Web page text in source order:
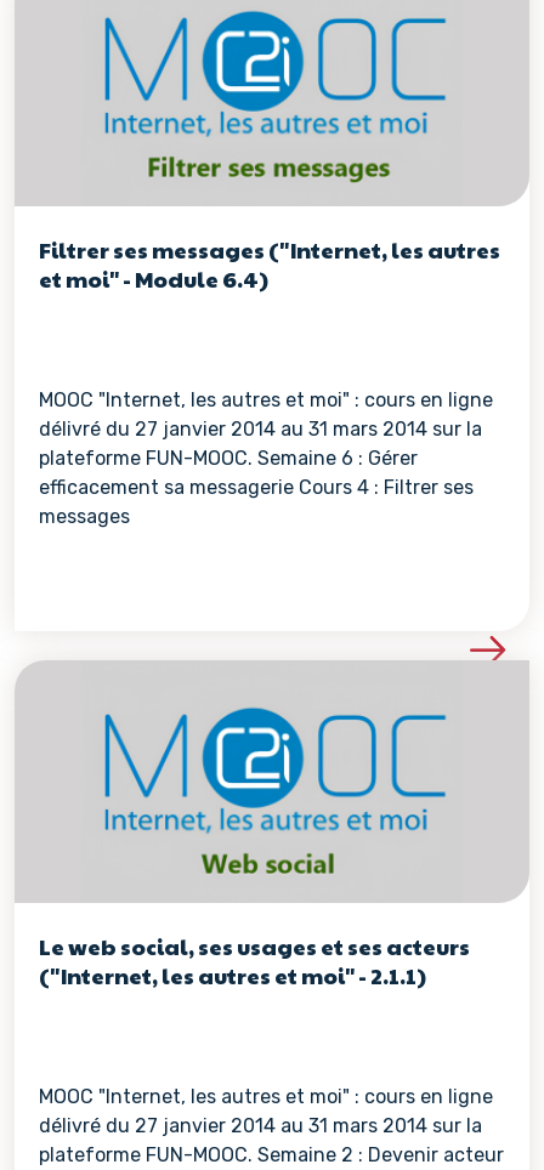
Filtrer ses messages ("Internet, les autres
et moi" - Module 6.4)
MOOC "Internet, les autres et moi" : cours en ligne
délivré du 27 janvier 2014 au 31 mars 2014 sur la
plateforme FUN-MOOC. Semaine 6 : Gérer
efficacement sa messagerie Cours 4 : Filtrer ses
messages
Voir les détails de la
Le web social, ses usages et ses acteurs
("Internet, les autres et moi" - 2.1.1)
MOOC "Internet, les autres et moi" : cours en ligne
délivré du 27 janvier 2014 au 31 mars 2014 sur la
plateforme FUN-MOOC. Semaine 2 : Devenir acteur